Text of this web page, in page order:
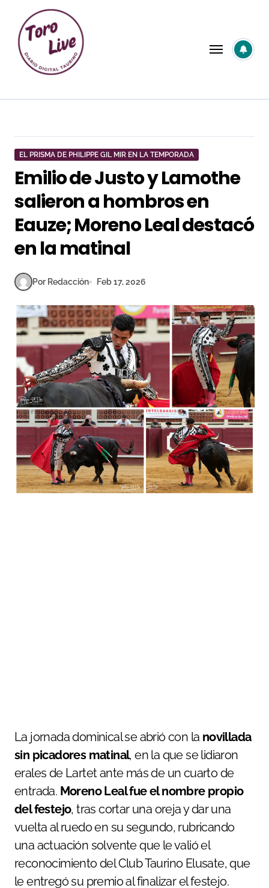
contenido
EL PRISMA DE PHILIPPE GIL MIR EN LA TEMPORADA
Emilio de Justo y Lamothe
salieron a hombros en
Eauze; Moreno Leal destacó
en la matinal
Por Redacción Feb 17, 2026
La jornada dominical se abrió con la novillada
sin picadores matinal, en la que se lidiaron
erales de Lartet ante más de un cuarto de
entrada. Moreno Leal fue el nombre propio
del festejo, tras cortar una oreja y dar una
vuelta al ruedo en su segundo, rubricando
una actuación solvente que le valió el
reconocimiento del Club Taurino Elusate, que
le entregó su premio al finalizar el festejo.